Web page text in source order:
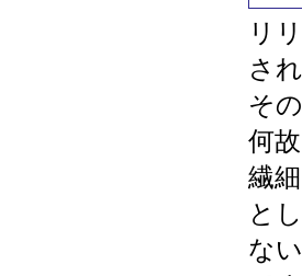
リ
さ
そ
何
繊
と
な